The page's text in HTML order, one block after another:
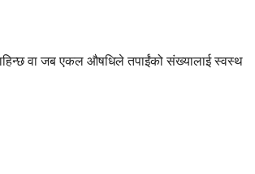
वा जब एकल औषधिले तपाईंको संख्यालाई स्वस्थ